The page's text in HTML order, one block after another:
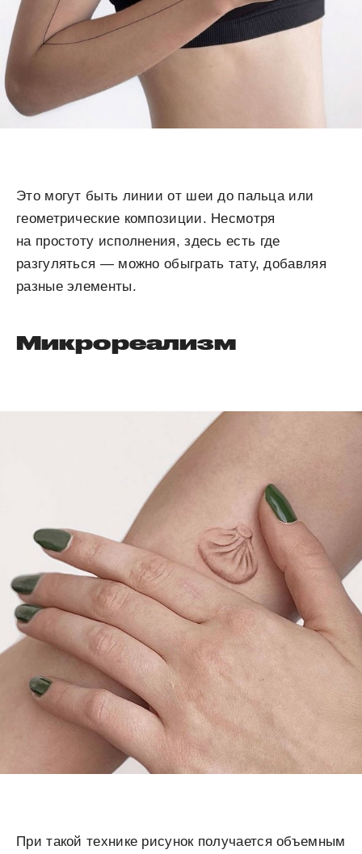
Это могут быть линии от шеи до пальца или
геометрические композиции. Несмотря
на простоту исполнения, здесь есть где
разгуляться — можно обыграть тату, добавляя
разные элементы.
Микрореализм
При такой технике рисунок получается объемным